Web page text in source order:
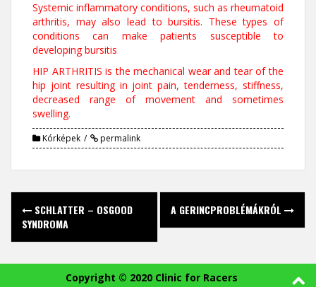
Systemic inflammatory conditions, such as rheumatoid
arthritis, may also lead to bursitis. These types of
conditions can make patients susceptible to
developing bursitis
HIP ARTHRITIS is the mechanical wear and tear of the
hip joint resulting in joint pain, tenderness, stiffness,
decreased range of movement and sometimes
swelling.
Kórképek permalink
P
o
s
SCHLATTER – OSGOOD
SYNDROMA
A GERINCPROBLÉMÁKRÓL
Copyright © 2020 Clinic for Racers